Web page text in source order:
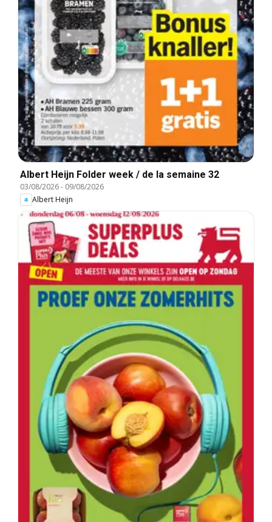
Albert Heijn Folder week / de la semaine 32
03/08/2026- 09/08/2026
Albert Heijn